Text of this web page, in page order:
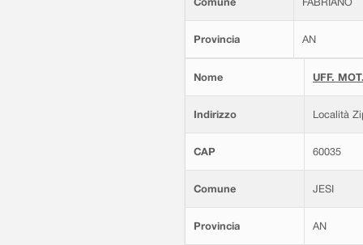
Provincia AN
Nome UFF.
Indirizzo Località
CAP 60035
Comune JESI
Provincia AN